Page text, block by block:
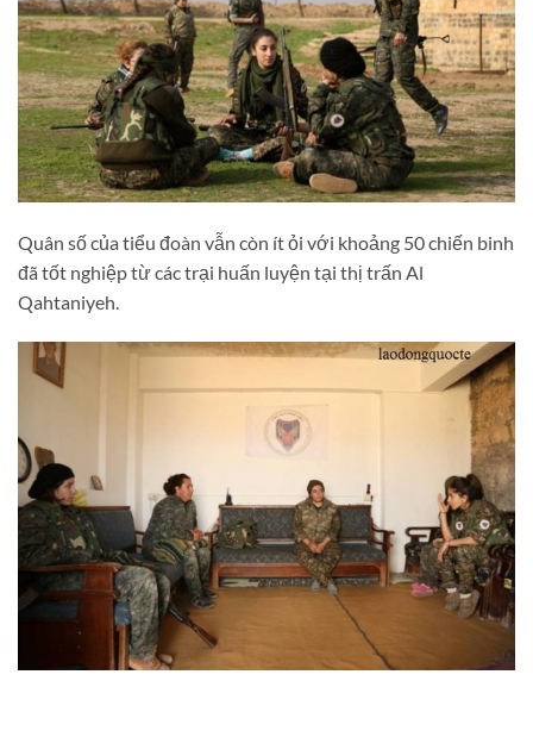
Quân số của tiểu đoàn vẫn còn ít ỏi với khoảng 50 chiến binh
đã tốt nghiệp từ các trại huấn luyện tại thị trấn Al
Qahtaniyeh.